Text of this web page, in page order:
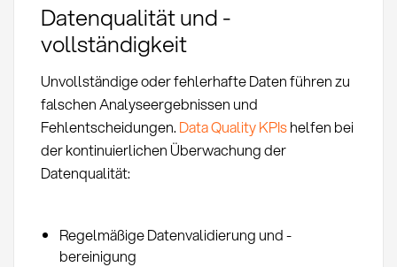
Datenqualität und -
vollständigkeit
Unvollständige oder fehlerhafte Daten führen zu
falschen Analyseergebnissen und
Fehlentscheidungen. Data Quality KPIshelfen bei
der kontinuierlichen Überwachung der
Datenqualität:
Regelmäßige Datenvalidierung und -
bereinigung